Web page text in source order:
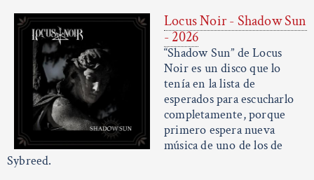
Locus Noir - Shadow Sun
- 2026
“Shadow Sun” de Locus
Noir es un disco que lo
tenía en la lista de
esperados para escucharlo
completamente, porque
primero espera nueva
música de uno de los de
Sybreed.